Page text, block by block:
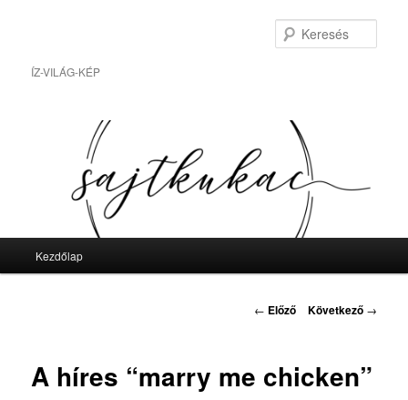
tartalomraÍZ-VILÁG-KÉP
Kezdőlap
Bejegyzés
← Előző Következő →
A híres “marry me chicken”